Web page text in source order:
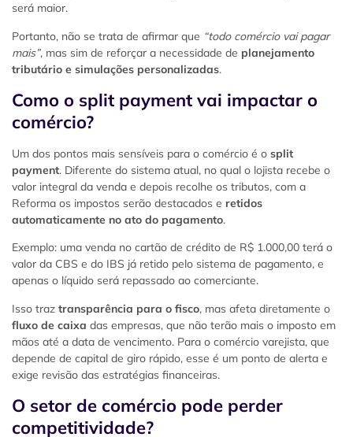
será maior.
Portanto, não se trata de afirmar que “todo comércio vai pagar
mais”, mas sim de reforçar a necessidade de planejamento
tributário e simulações personalizadas.
Como o split payment vai impactar o
comércio?
Um dos pontos mais sensíveis para o comércio é o split
payment. Diferente do sistema atual, no qual o lojista recebe o
valor integral da venda e depois recolhe os tributos, com a
Reforma os impostos serão destacados e retidos
automaticamente no ato do pagamento.
Exemplo: uma venda no cartão de crédito de R$ 1.000,00 terá o
valor da CBS e do IBS já retido pelo sistema de pagamento, e
apenas o líquido será repassado ao comerciante.
Isso traz transparência para o fisco, mas afeta diretamente o
fluxo de caixa das empresas, que não terão mais o imposto em
mãos até a data de vencimento. Para o comércio varejista, que
depende de capital de giro rápido, esse é um ponto de alerta e
exige revisão das estratégias financeiras.
O setor de comércio pode perder
competitividade?